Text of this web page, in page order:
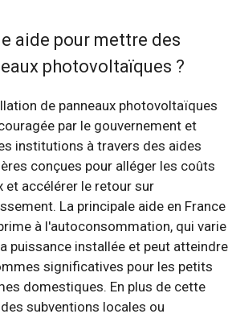
aide pour mettre des
photovoltaïques ?
de panneaux photovoltaïques
par le gouvernement et
institutions à travers des aides
conçues pour alléger les coûts
et accélérer le retour sur
La principale aide en France
à l'autoconsommation, qui varie
puissance installée et peut atteindre
significatives pour les petits
domestiques. En plus de cette
subventions locales ou